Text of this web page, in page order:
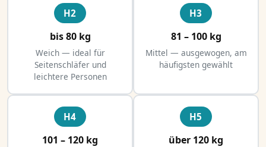
H2
bis 80 kg
Weich — ideal für
Seitenschläfer und
leichtere Personen
H3
81 – 100 kg
Mittel — ausgewogen, am
häufigsten gewählt
H4
101 – 120 kg
H5
über 120 kg